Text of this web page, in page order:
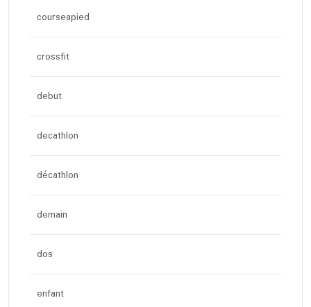
courseapied
crossfit
debut
decathlon
décathlon
demain
dos
enfant